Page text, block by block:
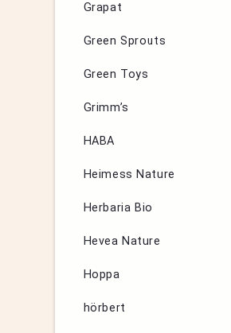
Grapat
Green Sprouts
Green Toys
Grimm’s
HABA
Heimess Nature
Herbaria Bio
Hevea Nature
Hoppa
hörbert